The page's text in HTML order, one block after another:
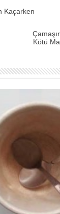
Kaçarken
Kötü